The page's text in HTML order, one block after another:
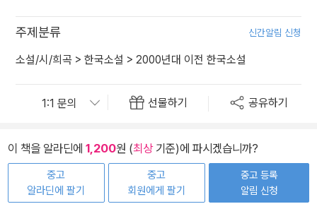
주제분류 신간알림 신청
소설/시/희곡 > 한국소설 > 2000년대 이전 한국소설
선물하기 공유하기
이 책을 알라딘에 1,200원 (최상기준)에 파시겠습니까?
중고
알라딘에 팔기
중고
회원에게 팔기
중고 등록
알림 신청